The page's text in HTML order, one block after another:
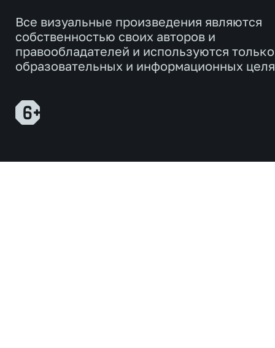
Все визуальные произведения являются
собственностью своих авторов и
правообладателей и используются
образовательных и информационных